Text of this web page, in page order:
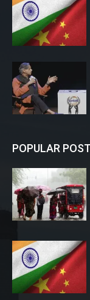
POPULAR